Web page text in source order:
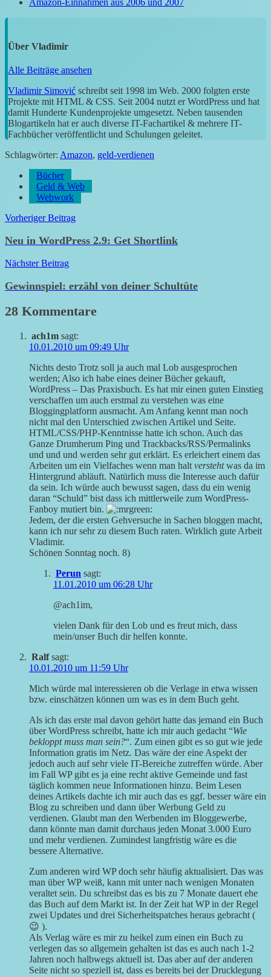
Über Vladimir
Alle Beiträge ansehen
Vladimir Simović schreibt seit 1998 im Web. 2000 folgten erste
Projekte mit HTML & CSS. Seit 2004 nutzt er WordPress und hat
damit Hunderte Kundenprojekte umgesetzt. Neben tausenden
Blogartikeln hat er auch diverse IT-Fachartikel & mehrere IT-
Fachbücher veröffentlicht und Schulungen geleitet.
Schlagwörter: Amazon, geld-verdienen
Bücher
Geld & Web
Webwork
Beitragsnavigation
Vorheriger Beitrag
Neu in WordPress 2.9: Get Shortlink
Nächster Beitrag
Gewinnspiel: erzähl von deiner Schultüte
28 Kommentare
ach1m sagt:
10.01.2010 um 09:49 Uhr
Nichts desto Trotz soll ja auch mal Lob ausgesprochen
werden; Also ich habe eines deiner Bücher gekauft,
WordPress – Das Praxisbuch. Es hat mir einen guten Einstieg
verschaffen um auch erstmal zu verstehen was eine
Bloggingplatform ausmacht. Am Anfang kennt man noch
nicht mal den Unterschied zwischen Artikel und Seite.
HTML/CSS/PHP-Kenntnisse hatte ich schon. Auch das
Ganze Drumherum Ping und Trackbacks/RSS/Permalinks
und und und werden sehr gut erklärt. Es erleichert einem das
Arbeiten um ein Vielfaches wenn man halt verstehtwas da im
Hintergrund abläuft. Natürlich muss die Interesse auch dafür
da sein. Ich würde auch bewusst sagen, dass du ein wenig
daran “Schuld” bist dass ich mittlerweile zum WordPress-
Fanboy mutiert bin.
Jedem, der die ersten Gehversuche in Sachen bloggen macht,
kann ich nur sehr zu diesem Buch raten. Wirklich gute Arbeit
Vladimir.
Schönen Sonntag noch. 8)
Perun sagt:
11.01.2010 um 06:28 Uhr
@ach1im,
vielen Dank für den Lob und es freut mich, dass
mein/unser Buch dir helfen konnte.
Ralf sagt:
10.01.2010 um 11:59 Uhr
Mich würde mal interessieren ob die Verlage in etwa wissen
bzw. einschätzen können um was es in dem Buch geht.
Als ich das erste mal davon gehört hatte das jemand ein Buch
über WordPress schreibt, hatte ich mir auch gedacht “Wie
bekloppt muss man sein?“. Zum einen gibt es so gut wie jede
Information gratis im Netz. Das wäre der eine Aspekt der
jedoch auch auf sehr viele IT-Bereiche zutreffen würde. Aber
im Fall WP gibt es ja eine recht aktive Gemeinde und fast
täglich kommen neue Informationen hinzu. Beim Lesen
deines Artikels dachte ich mir auch das es ggf. besser wäre ein
Blog zu schreiben und dann über Werbung Geld zu
verdienen. Glaubt man den Werbenden im Bloggewerbe,
dann könnte man damit durchaus jeden Monat 3.000 Euro
und mehr verdienen. Zumindest langfristig wäre es die
bessere Alternative.
Zum anderen wird WP doch sehr häufig aktualisiert. Das was
man über WP weiß, kann mit unter nach wenigen Monaten
veraltet sein. Du schreibst das es bis zu 7 Monate dauert ehe
das Buch auf dem Markt ist. In der Zeit hat WP in der Regel
zwei Updates und drei Sicherheitspatches heraus gebracht (
😉 ).
Als Verlag wäre es mir zu heikel zum einen ein Buch zu
verlegen das so allgemein gehalten ist das es auch nach 1-2
Jahren noch halbwegs aktuell ist. Das aber auf der anderen
Seite nicht so speziell ist, dass es bereits bei der Drucklegung